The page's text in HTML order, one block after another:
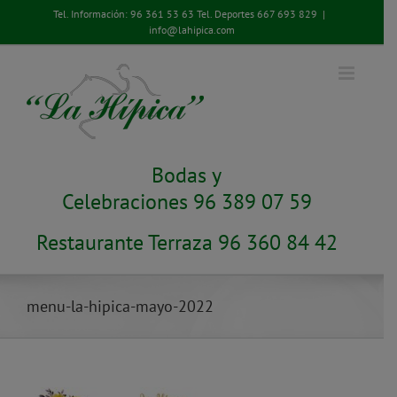
contenido
Tel. Información: 96 361 53 63 Tel. Deportes 667 693 829 |
info@lahipica.com
Bodas y
Celebraciones 96 389 07 59
Restaurante Terraza 96 360 84 42
menu-la-hipica-mayo-2022